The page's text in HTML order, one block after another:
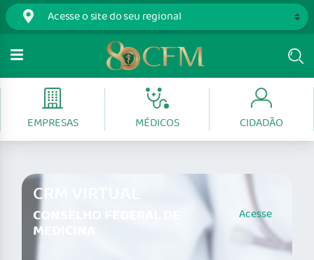
EMPRESAS MÉDICOS CIDADÃO
CRM VIRTUAL
CONSELHO FEDERAL DE
MEDICINA
Acesse